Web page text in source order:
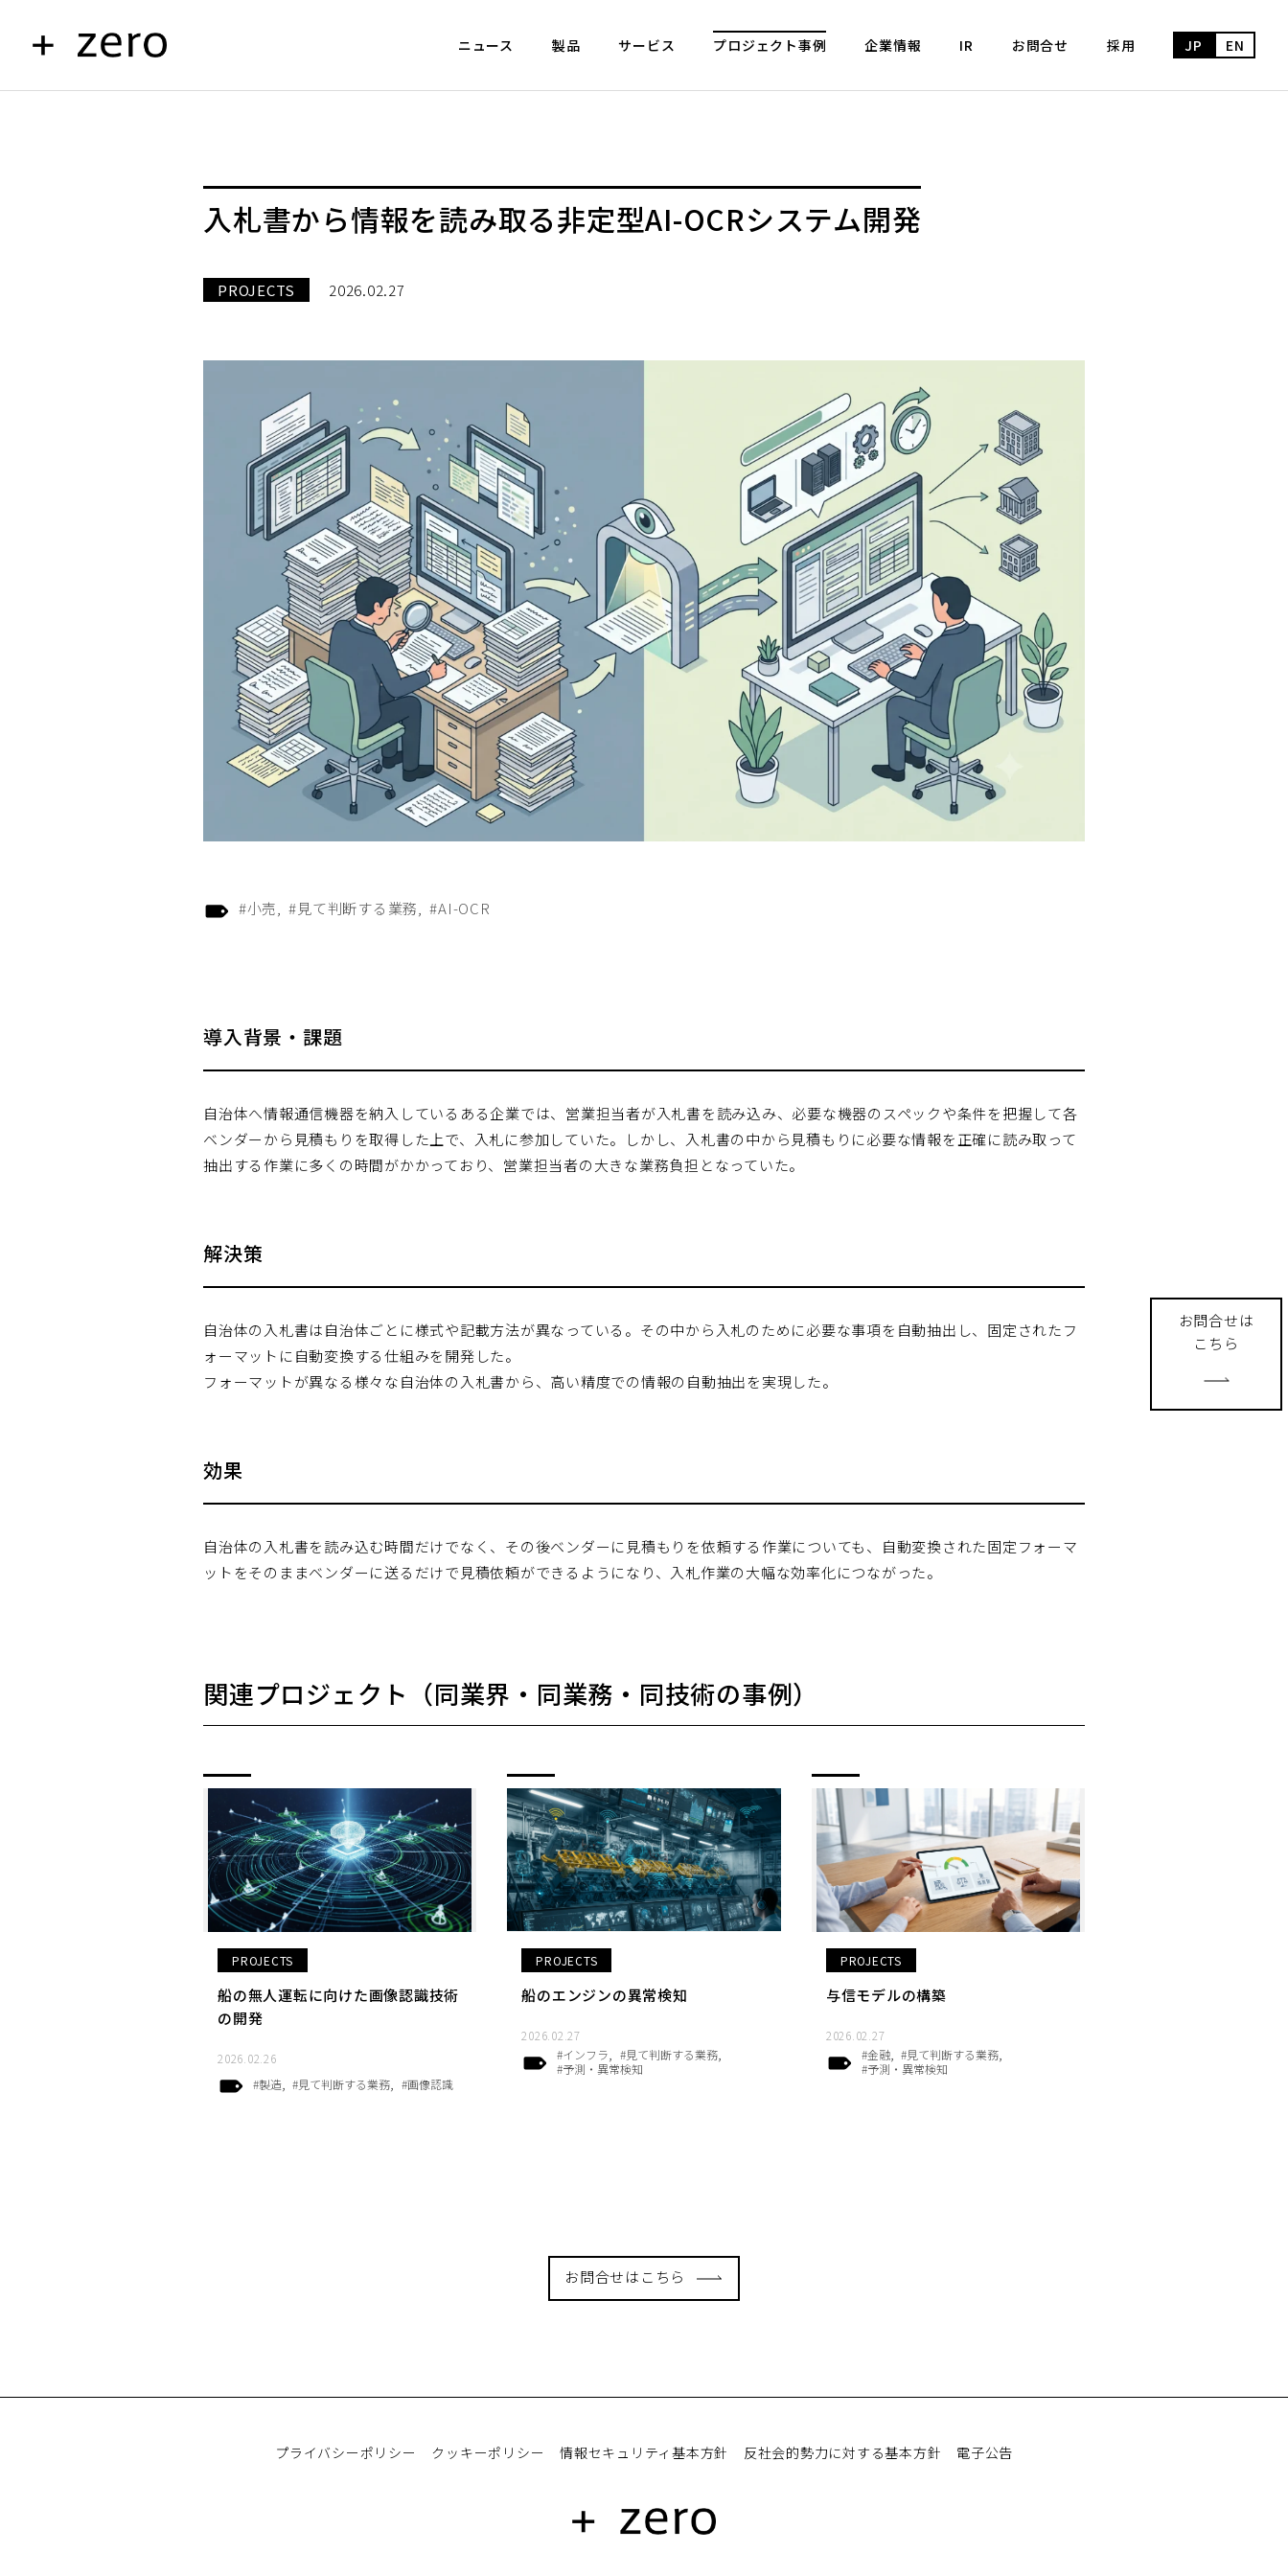
ニュース 製品 サービス プロジェクト事例 企業情報 IR お問合せ 採用 JP EN
入札書から情報を読み取る非定型AI-OCRシステム開発
PROJECTS 2026.02.27
#小売 #見て判断する業務 #AI-OCR
導入背景・課題
自治体へ情報通信機器を納入しているある企業では、営業担当者が入札書を読み込み、必要な機器のスペックや条件を把握して各
ベンダーから見積もりを取得した上で、入札に参加していた。しかし、入札書の中から見積もりに必要な情報を正確に読み取って
抽出する作業に多くの時間がかかっており、営業担当者の大きな業務負担となっていた。
解決策
自治体の入札書は自治体ごとに様式や記載方法が異なっている。その中から入札のために必要な事項を自動抽出し、固定されたフ
ォーマットに自動変換する仕組みを開発した。
フォーマットが異なる様々な自治体の入札書から、高い精度での情報の自動抽出を実現した。
効果
自治体の入札書を読み込む時間だけでなく、その後ベンダーに見積もりを依頼する作業についても、自動変換された固定フォーマ
ットをそのままベンダーに送るだけで見積依頼ができるようになり、入札作業の大幅な効率化につながった。
関連プロジェクト（同業界・同業務・同技術の事例）
PROJECTS
船の無人運転に向けた画像認識技術
の開発
2026.02.26
#製造
#見て判断する業務 #画像認識
PROJECTS
船のエンジンの異常検知
2026.02.27
#インフラ
#見て判断する業務
#予測・異常検知
PROJECTS
与信モデルの構築
2026.02.27
#金融
#見て判断する業務
#予測・異常検知
お問合せは
こちら
お問合せはこちら
プライバシーポリシー クッキーポリシー 情報セキュリティ基本方針 反社会的勢力に対する基本方針 電子公告